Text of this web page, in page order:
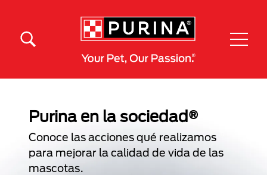
Purina en la sociedad®
Conoce las acciones qué realizamos
para mejorar la calidad de vida de las
mascotas.